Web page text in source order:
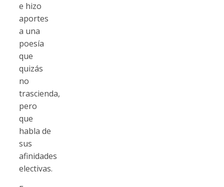
e hizo
aportes
a una
poesía
que
quizás
no
trascienda,
pero
que
habla de
sus
afinidades
electivas.